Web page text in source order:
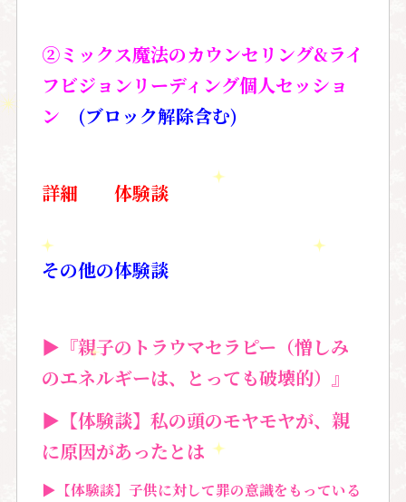
②ミックス魔法のカウンセリング&ライ
フビジョンリーディング個人セッショ
ン (ブロック解除含む)
詳細 体験談
その他の体験談
▶︎『親子のトラウマセラピー（憎しみ
のエネルギーは、とっても破壊的）』
▶【体験談】私の頭のモヤモヤが、親
に原因があったとは
▶【体験談】子供に対して罪の意識をもっている